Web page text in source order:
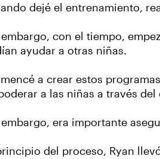
dejé el entrenamiento,
embargo, con el tiempo,
ayudar a otras niñas.
a crear estos
a las niñas a través del
era importante
del proceso, Ryan